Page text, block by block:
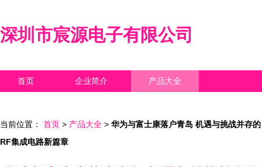
深圳市宸源电子有限公司
首页 企业简介 产品大全
当前位置： 首页 > 产品大全 > 华为与富士康落户青岛 机遇与挑战并存的
RF集成电路新篇章